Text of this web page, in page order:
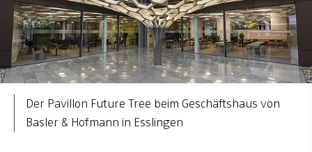
Der Pavillon Future Tree beim Geschäftshaus von
Basler & Hofmann in Esslingen